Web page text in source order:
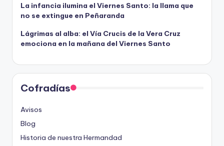
La infancia ilumina el Viernes Santo: la llama que
no se extingue en Peñaranda
Lágrimas al alba: el Vía Crucis de la Vera Cruz
emociona en la mañana del Viernes Santo
Cofradías
Avisos
Blog
Historia de nuestra Hermandad